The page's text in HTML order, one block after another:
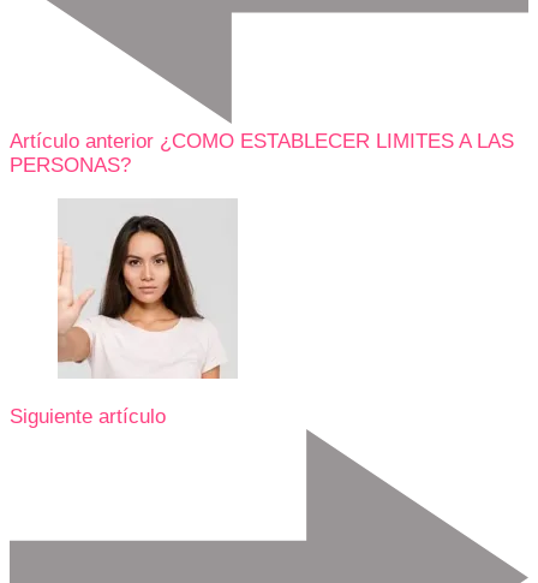
Artículo anterior ¿COMO ESTABLECER LIMITES A LAS
PERSONAS?
Siguiente artículo